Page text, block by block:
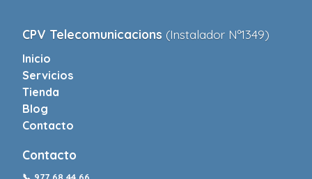
CPV Telecomunicacions (Instalador Nº1349)
Inicio
Servicios
Tienda
Blog
Contacto
Contacto